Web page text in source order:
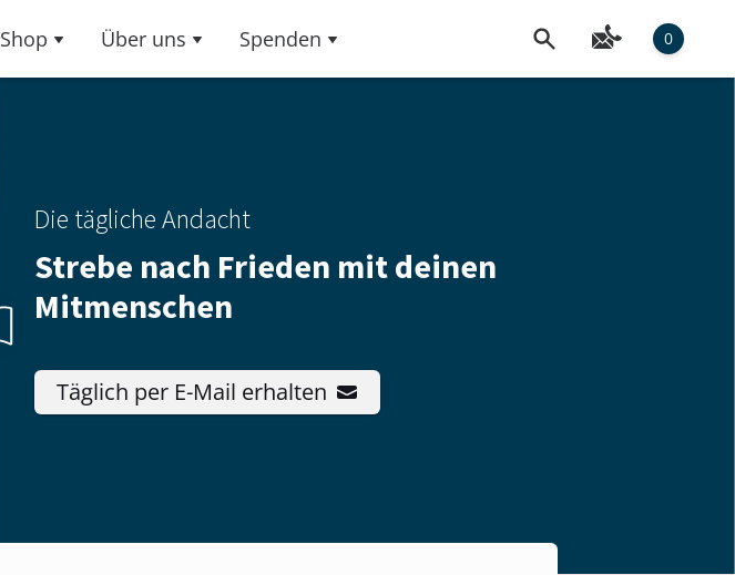
Shop Über uns Spenden 0
Die tägliche Andacht
Strebe nach Frieden mit deinen
Mitmenschen
Täglich per E-Mail erhalten